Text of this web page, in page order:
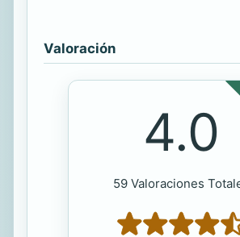
Valoración
4.0
59 Valoraciones